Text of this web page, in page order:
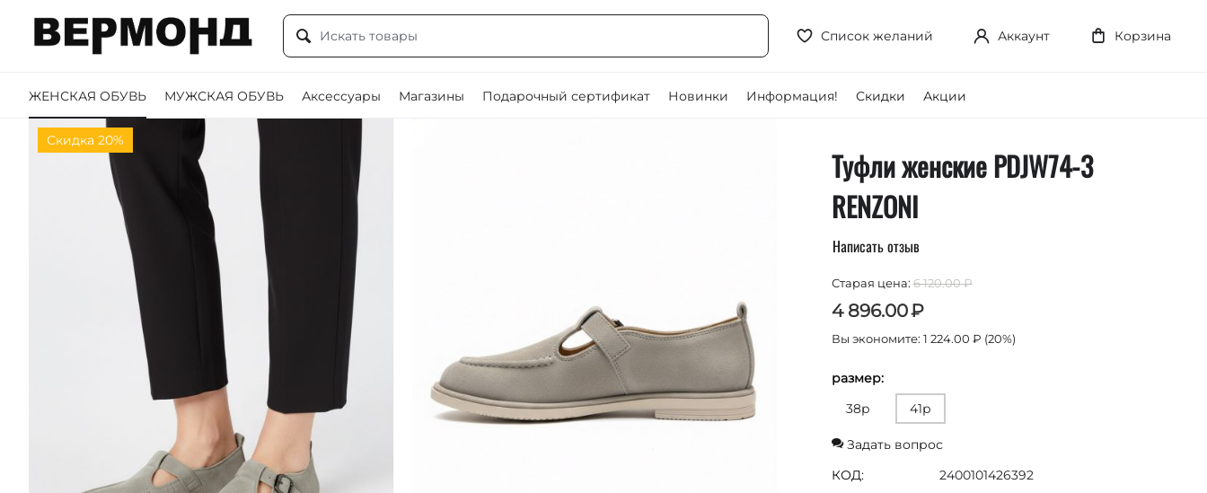
Список желаний Аккаунт Корзина
ЖЕНСКАЯ ОБУВЬ МУЖСКАЯ ОБУВЬ Аксессуары Магазины Подарочный сертификат Новинки Информация! Скидки Акции
Скидка 20%
Туфли женские PDJW74-3
RENZONI
Написать отзыв
Старая цена:6 120.00₽
4 896.00₽
Вы экономите: 1 224.00 ₽ (20%)
размер:
38р
41р
Задать вопрос
КОД:
2400101426392